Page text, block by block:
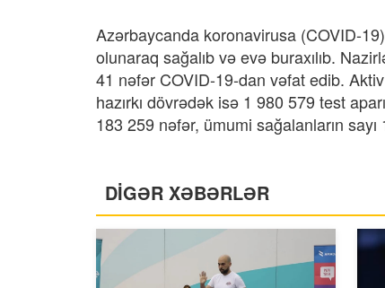
Azərbaycanda koronavirusa (COVID-
olunaraq sağalıb və evə buraxılıb.
41 nəfər COVID-19-dan vəfat edib.
hazırkı dövrədək isə 1 980 579 test
183 259 nəfər, ümumi sağalanların
DİGƏR XƏBƏRLƏR